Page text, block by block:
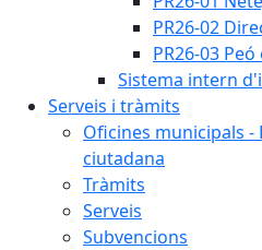
PR26-02
PR26-03
Sistema intern
Serveis i tràmits
Oficines municipals
ciutadana
Tràmits
Serveis
Subvencions